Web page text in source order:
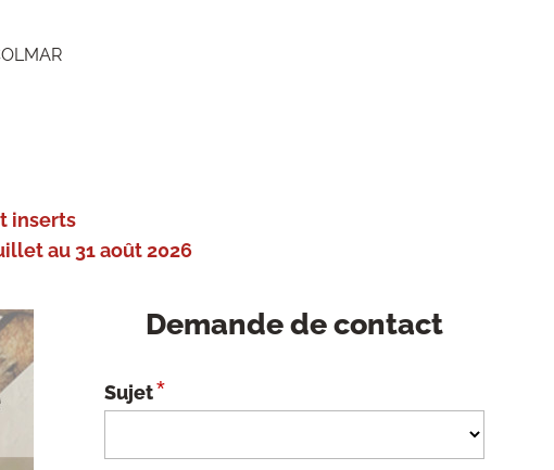
inserts
au 31 août 2026
Demande de contact
Sujet*